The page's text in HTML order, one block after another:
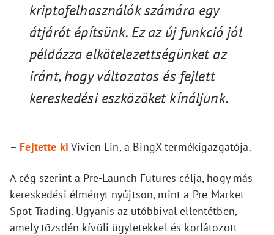
kriptofelhasználók számára egy
átjárót építsünk. Ez az új funkció jól
példázza elkötelezettségünket az
iránt, hogy változatos és fejlett
kereskedési eszközöket kínáljunk.
– Fejtette ki Vivien Lin, a BingX termékigazgatója.
A cég szerint a Pre-Launch Futures célja, hogy más
kereskedési élményt nyújtson, mint a Pre-Market
Spot Trading. Ugyanis az utóbbival ellentétben,
amely tőzsdén kívüli ügyletekkel és korlátozott